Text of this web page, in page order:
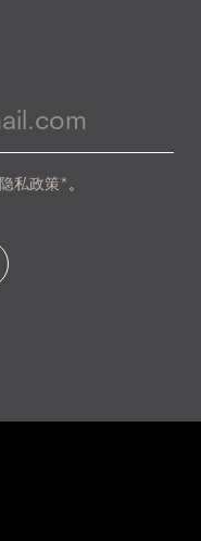
隐私政策* 。